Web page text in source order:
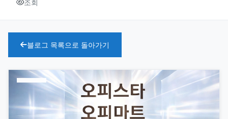
조회
블로그 목록으로 돌아가기